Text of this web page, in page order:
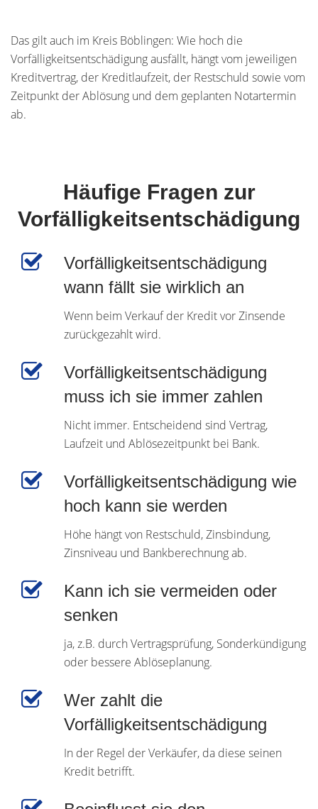
Das gilt auch im Kreis Böblingen: Wie hoch die
Vorfälligkeitsentschädigung ausfällt, hängt vom jeweiligen
Kreditvertrag, der Kreditlaufzeit, der Restschuld sowie vom
Zeitpunkt der Ablösung und dem geplanten Notartermin
ab.
Häufige Fragen zur
Vorfälligkeitsentschädigung
Vorfälligkeitsentschädigung
wann fällt sie wirklich an
Wenn beim Verkauf der Kredit vor Zinsende
zurückgezahlt wird.
Vorfälligkeitsentschädigung
muss ich sie immer zahlen
Nicht immer. Entscheidend sind Vertrag,
Laufzeit und Ablösezeitpunkt bei Bank.
Vorfälligkeitsentschädigung wie
hoch kann sie werden
Höhe hängt von Restschuld, Zinsbindung,
Zinsniveau und Bankberechnung ab.
Kann ich sie vermeiden oder
senken
ja, z.B. durch Vertragsprüfung, Sonderkündigung
oder bessere Ablöseplanung.
Wer zahlt die
Vorfälligkeitsentschädigung
In der Regel der Verkäufer, da diese seinen
Kredit betrifft.